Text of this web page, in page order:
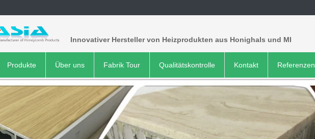
Innovativer Hersteller von Heizprodukten aus Honighals und MI
Produkte Über uns Fabrik Tour Qualitätskontrolle Kontakt Referenzen